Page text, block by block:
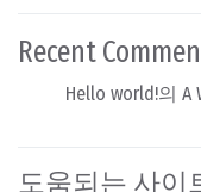
Recent
Hello world!의 A
도움되는 사이